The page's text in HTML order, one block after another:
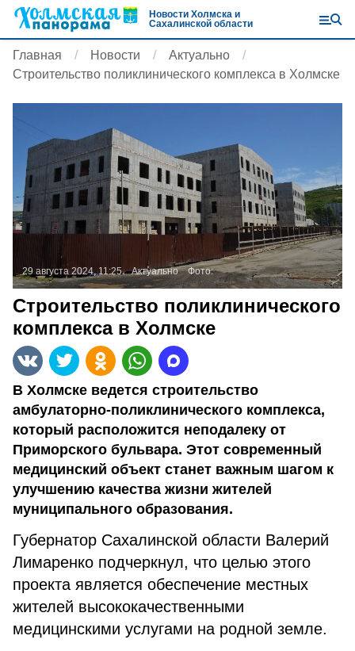
Новости Холмска и
Сахалинской области
Главная Новости
Актуально
Строительство поликлинического комплекса в Холмске
29 августа 2024, 11:25 Актуально Фото:
Строительство поликлинического
комплекса в Холмске
В Холмске ведется строительство
амбулаторно-поликлинического комплекса,
который расположится неподалеку от
Приморского бульвара. Этот современный
медицинский объект станет важным шагом к
улучшению качества жизни жителей
муниципального образования.
Губернатор Сахалинской области Валерий
Лимаренко подчеркнул, что целью этого
проекта является обеспечение местных
жителей высококачественными
медицинскими услугами на родной земле.